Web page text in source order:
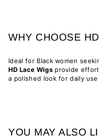
WHY CHOOSE
Ideal for Black women
HD Lace Wigsprovide
a polished look for daily
YOU MAY ALSO